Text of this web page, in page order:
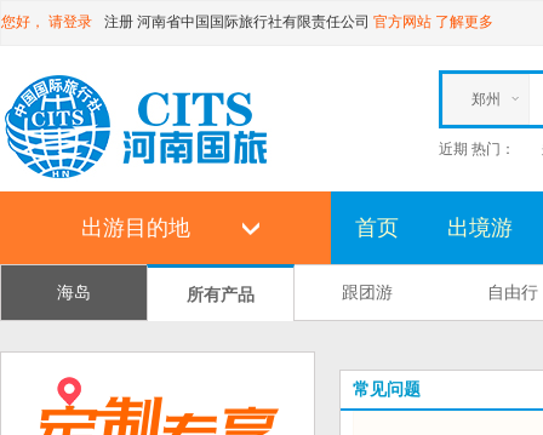
您好， 请登录 注册 河南省中国国际旅行社有限责任公司 官方网站 了解更多
郑州
近期 热门：
出游目的地 首页 出境游
海岛 所有产品 跟团游 自由行
常见问题